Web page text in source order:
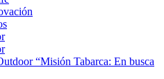
“Misión Tabarca: En busca